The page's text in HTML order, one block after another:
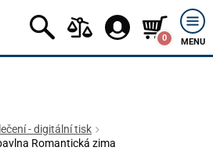
0 MENU
- digitální tisk
Romantická zima